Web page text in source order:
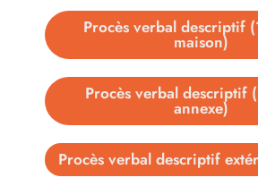
Procès verbal descriptif
maison)
Procès verbal descriptif
annexe)
Procès verbal descriptif